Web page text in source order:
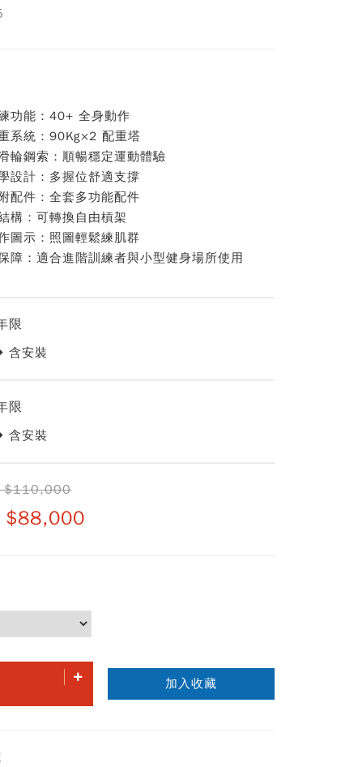
功能：40+ 全身動作
系統：90Kg×2 配重塔
輪鋼索：順暢穩定運動體驗
設計：多握位舒適支撐
配件：全套多功能配件
構：可轉換自由槓架
圖示：照圖輕鬆練肌群
障：適合進階訓練者與小型健身場所使用
限
安裝
限
安裝
$110,000
$88,000
加入收藏